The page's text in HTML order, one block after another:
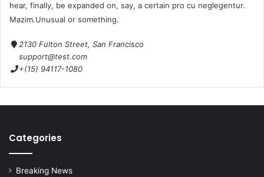
hear, finally, be expanded on, say, a certain pro cu neglegentur.
Mazim.Unusual or something.
2130 Fulton Street, San Francisco
support@test.com
+(15) 94117-1080
Categories
Breaking News